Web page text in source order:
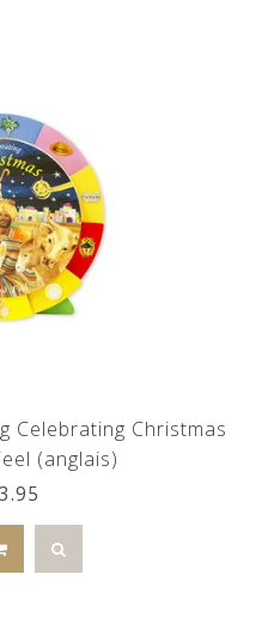
Celebrating Christmas
(anglais)